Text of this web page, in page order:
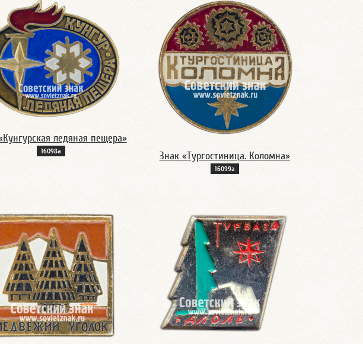
ледяная пещера»
16098а Знак «Тургостиница. Коломна»
16099а